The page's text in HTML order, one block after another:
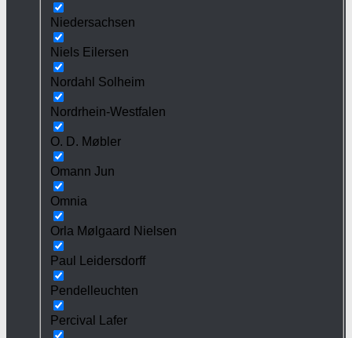
Niedersachsen
Niels Eilersen
Nordahl Solheim
Nordrhein-Westfalen
O. D. Møbler
Omann Jun
Omnia
Orla Mølgaard Nielsen
Paul Leidersdorff
Pendelleuchten
Percival Lafer